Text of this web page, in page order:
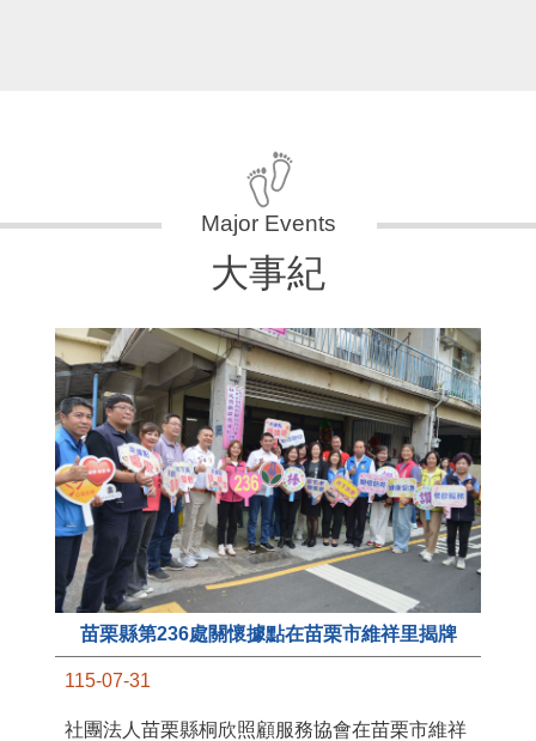
大事紀
苗栗縣第236處關懷據點在苗栗市維祥里揭牌
115-07-31
社團法人苗栗縣桐欣照顧服務協會在苗栗市維祥